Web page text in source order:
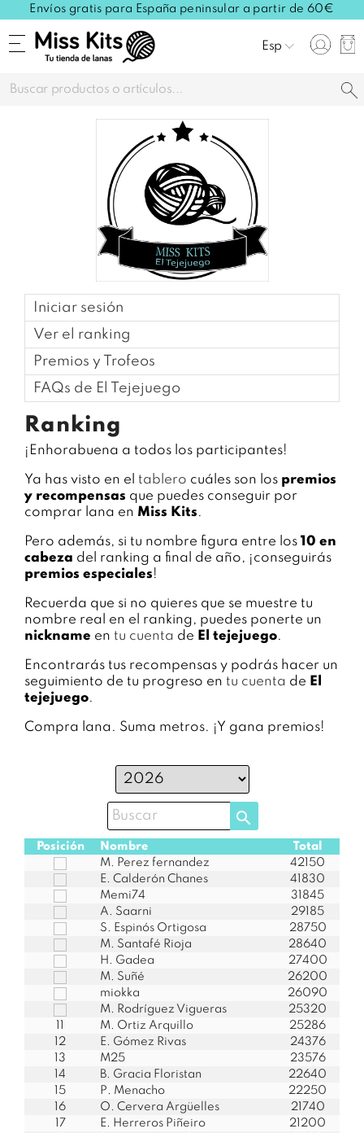
Envíos gratis para España peninsular a partir de 60€
Esp
Iniciar sesión
Ver el ranking
Premios y Trofeos
FAQs de El Tejejuego
Ranking
¡Enhorabuena a todos los participantes!
Ya has visto en el tablero cuáles son los premios
y recompensas que puedes conseguir por
comprar lana en Miss Kits.
Pero además, si tu nombre figura entre los 10 en
cabeza del ranking a final de año, ¡conseguirás
premios especiales!
Recuerda que si no quieres que se muestre tu
nombre real en el ranking, puedes ponerte un
nickname en tu cuenta de El tejejuego.
Encontrarás tus recompensas y podrás hacer un
seguimiento de tu progreso en tu cuenta de El
tejejuego.
Compra lana. Suma metros. ¡Y gana premios!
search
Posición Nombre
Total
M. Perez fernandez
42150
E. Calderón Chanes
41830
Memi74
31845
A. Saarni
29185
S. Espinós Ortigosa
28750
M. Santafé Rioja
28640
H. Gadea
27400
M. Suñé
26200
miokka
26090
M. Rodríguez Vigueras
25320
M. Ortiz Arquillo
25286
12
E. Gómez Rivas
24376
13
M25
23576
14
B. Gracia Floristan
22640
15
P. Menacho
22250
16
O. Cervera Argüelles
21740
17
E. Herreros Piñeiro
21200